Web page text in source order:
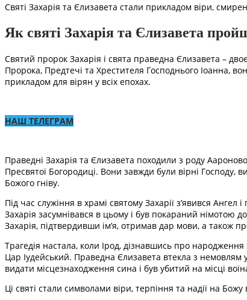
Святі Захарія та Єлизавета стали прикладом віри,
Як святі Захарія та Єлизавета
Святий пророк Захарія і свята праведна Єлизавета –
Пророка, Предтечі та Хрестителя Господнього Іоанна,
прикладом для вірян у всіх епохах.
НАШ ТЕЛЕГРАМ
Праведні Захарія та Єлизавета походили з роду
Пресвятої Богородиці. Вони завжди були вірні Господу,
Божого гніву.
Під час служіння в храмі святому Захарії з’явився
Захарія засумнівався в цьому і був покараний німотою
Захарія, підтвердивши ім’я, отримав дар мови, а також
Трагедія настала, коли Ірод, дізнавшись про
Цар Іудейський. Праведна Єлизавета втекла з немовлям
видати місцезнаходження сина і був убитий на місці
Ці святі стали символами віри, терпіння та надії на